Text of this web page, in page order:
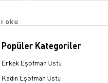
Popüler Kategoriler
Erkek Eşofman Üstü
Kadın Eşofman Üstü